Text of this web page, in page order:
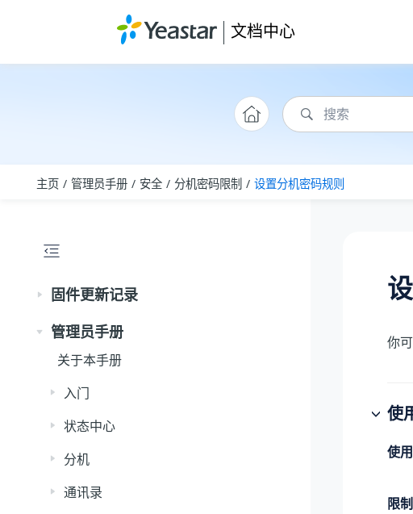
文档中心
主页 管理员手册 安全 分机密码限制 设置分机密码规则
固件更新记录
管理员手册
关于本手册
入门
状态中心
分机
通讯录
你
使
使
限